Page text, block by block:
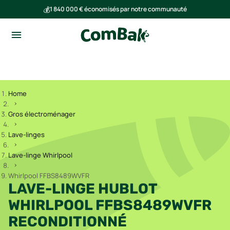
💰1 840 000 € économisés par notre communauté
Home
Gros électroménager
Lave-linges
Lave-linge Whirlpool
Whirlpool FFBS8489WVFR
LAVE-LINGE HUBLOT
WHIRLPOOL FFBS8489WVFR
RECONDITIONNÉ